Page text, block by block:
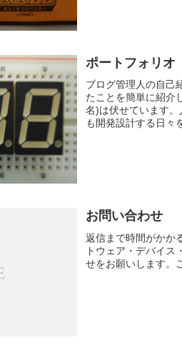
ポートフォリオ
ブログ管理人の自己
たことを簡単に紹介
名)は伏せています
も開発設計する日々
お問い合わせ
返信まで時間がかか
トウェア・デバイス
せをお願いします。